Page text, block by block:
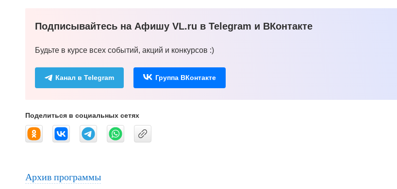
Подписывайтесь на Афишу VL.ru в Telegram и ВКонтакте
Будьте в курсе всех событий, акций и конкурсов :)
Канал в Telegram Группа ВКонтакте
Поделиться в социальных сетях
Архив программы